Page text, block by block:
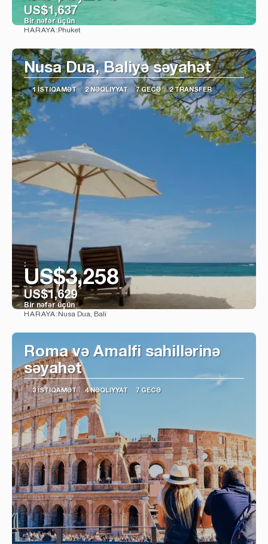
US$1,637
Bir nəfər üçün
HARAYA: Phuket
Nusa Dua, Baliyə səyahət
1 İSTIQAMƏT 2 NƏQLIYYAT 7 GECƏ 2 TRANSFER
:
US$3,258
US$1,629
Bir nəfər üçün
HARAYA: Nusa Dua, Bali
Roma və Amalfi sahillərinə
səyahət
3 İSTIQAMƏT 4 NƏQLIYYAT 7 GECƏ